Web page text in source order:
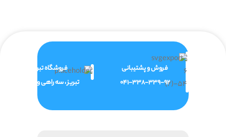
فروش و پشتیبانی
041-338-339-92
فروشگاه تبریز
تبریز ، سه راهی ولیعصر